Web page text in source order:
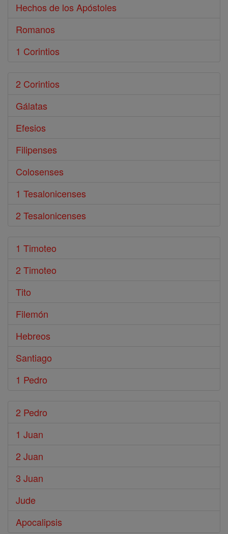
Hechos de los Apóstoles
Romanos
1 Corintios
2 Corintios
Gálatas
Efesios
Filipenses
Colosenses
1 Tesalonicenses
2 Tesalonicenses
1 Timoteo
2 Timoteo
Tito
Filemón
Hebreos
Santiago
1 Pedro
2 Pedro
1 Juan
2 Juan
3 Juan
Jude
Apocalipsis